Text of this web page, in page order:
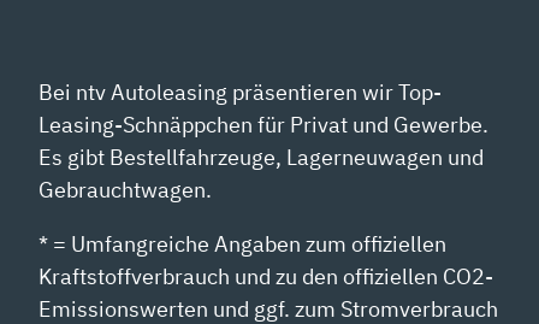
Bei ntv Autoleasing präsentieren wir Top-
Leasing-Schnäppchen für Privat und Gewerbe.
Es gibt Bestellfahrzeuge, Lagerneuwagen und
Gebrauchtwagen.
* = Umfangreiche Angaben zum offiziellen
Kraftstoffverbrauch und zu den offiziellen CO2-
Emissionswerten und ggf. zum Stromverbrauch